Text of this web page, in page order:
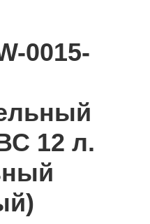
0015-
12 л.